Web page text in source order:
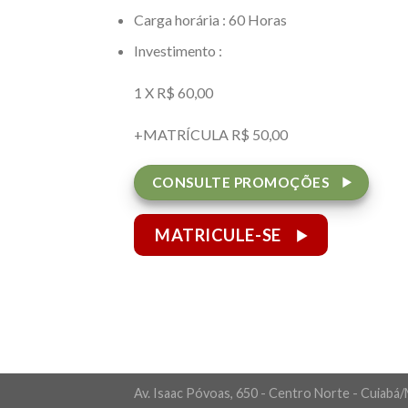
Carga horária : 60 Horas
Investimento :
1 X R$ 60,00
+MATRÍCULA R$ 50,00
CONSULTE PROMOÇÕES
MATRICULE-SE
Av. Isaac Póvoas, 650 - Centro Norte -